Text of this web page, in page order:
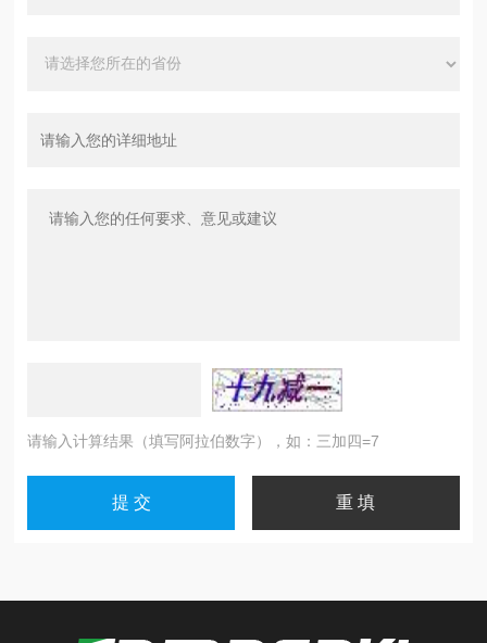
请输入计算结果（填写阿拉伯数字），如：三加四=7